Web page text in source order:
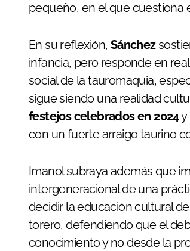
pequeño, en el que cuestiona
En su reflexión, Sánchez
infancia, pero responde en
social de la tauromaquia,
sigue siendo una realidad
festejos celebrados en 2024y
con un fuerte arraigo taurino
Imanol subraya además que
intergeneracional de una
decidir la educación cultural
torero, defendiendo que el
conocimiento y no desde la